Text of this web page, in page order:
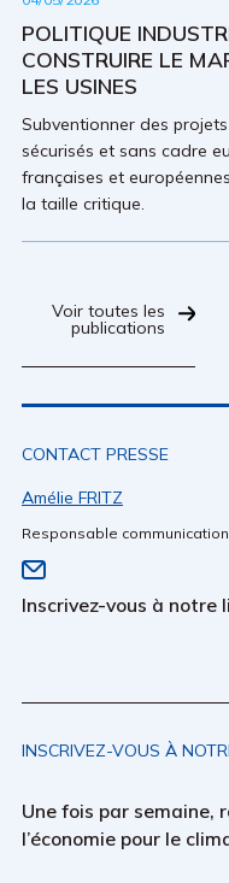
POLITIQUE
CONSTRUIRE LE
LES USINES
Subventionner des
sécurisés et sans cadre
françaises et
la taille critique.
Voir toutes les
publications
CONTACT PRESSE
Amélie FRITZ
Responsable
Inscrivez-vous à notre
INSCRIVEZ-VOUS À
Une fois par semaine,
l’économie pour le